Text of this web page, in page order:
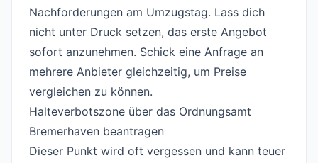
Nachforderungen am Umzugstag. Lass dich
nicht unter Druck setzen, das erste Angebot
sofort anzunehmen. Schick eine Anfrage an
mehrere Anbieter gleichzeitig, um Preise
vergleichen zu können.
Halteverbotszone über das Ordnungsamt
Bremerhaven beantragen
Dieser Punkt wird oft vergessen und kann teuer